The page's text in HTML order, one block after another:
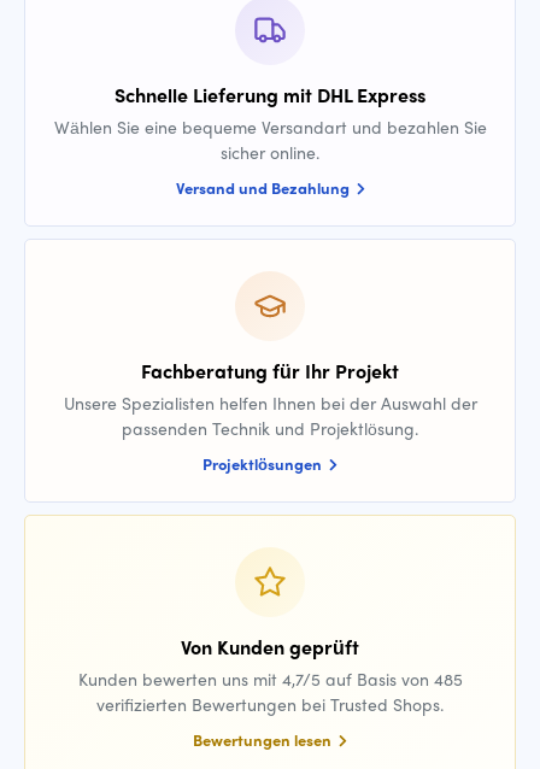
Schnelle Lieferung mit DHL Express
Wählen Sie eine bequeme Versandart und bezahlen Sie
sicher online.
Versand und Bezahlung
Fachberatung für Ihr Projekt
Unsere Spezialisten helfen Ihnen bei der Auswahl der
passenden Technik und Projektlösung.
Projektlösungen
Von Kunden geprüft
Kunden bewerten uns mit 4,7/5 auf Basis von 485
verifizierten Bewertungen bei Trusted Shops.
Bewertungen lesen